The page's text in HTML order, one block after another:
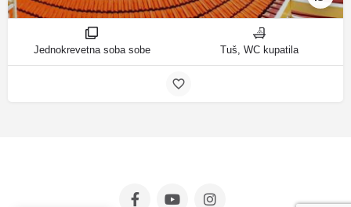
Jednokrevetna soba sobe Tuš, WC kupatila